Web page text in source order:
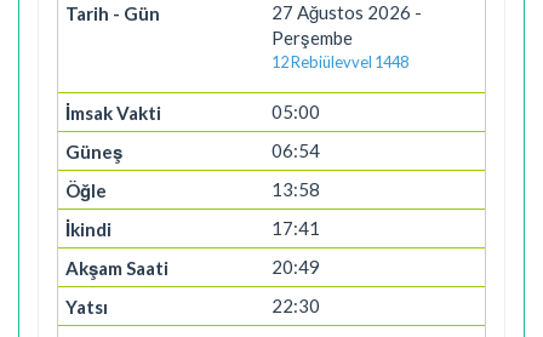
27 Ağustos 2026 -
Perşembe
12 Rebiülevvel 1448
05:00
06:54
13:58
17:41
20:49
22:30